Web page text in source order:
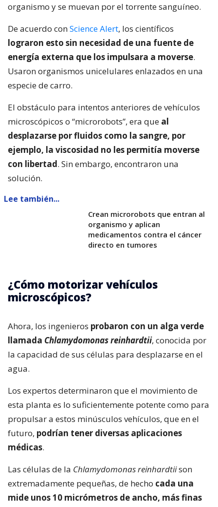
organismo y se muevan por el torrente sanguíneo.
De acuerdo conScience Alert, los científicos
lograron esto sin necesidad de una fuente de
energía externa que los impulsara a moverse.
Usaron organismos unicelulares enlazados en una
especie de carro.
El obstáculo para intentos anteriores de vehículos
microscópicos o “microrobots”, era que al
desplazarse por fluidos como la sangre, por
ejemplo, la viscosidad no les permitía moverse
con libertad. Sin embargo, encontraron una
solución.
Lee también...
Crean microrobots que entran al
organismo y aplican
medicamentos contra el cáncer
directo en tumores
¿Cómo motorizar vehículos
microscópicos?
Ahora, los ingenieros probaron con un alga verde
llamada Chlamydomonas reinhardtii, conocida por
la capacidad de sus células para desplazarse en el
agua.
Los expertos determinaron que el movimiento de
esta planta es lo suficientemente potente como para
propulsar a estos minúsculos vehículos, que en el
futuro, podrían tener diversas aplicaciones
médicas.
Las células de la Chlamydomonas reinhardtiison
extremadamente pequeñas, de hecho cada una
mide unos 10 micrómetros de ancho, más finas